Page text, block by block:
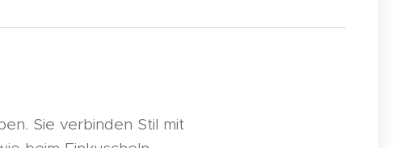
Sie verbinden Stil mit